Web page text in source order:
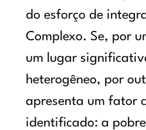
do esforço de
Complexo. Se, por
um lugar
heterogêneo, por
apresenta um fator
identificado: a